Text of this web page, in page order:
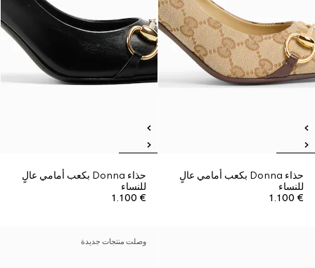
حذاء Donna بكعب أمامي عالٍ
للنساء
€ 1.100
حذاء Donna بكعب أمامي عالٍ
للنساء
€ 1.100
وصلت منتجات جديدة